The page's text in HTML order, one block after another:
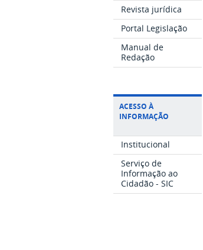
Revista jurídica
Portal Legislação
Manual de
Redação
ACESSO À
INFORMAÇÃO
Institucional
Serviço de
Informação ao
Cidadão - SIC